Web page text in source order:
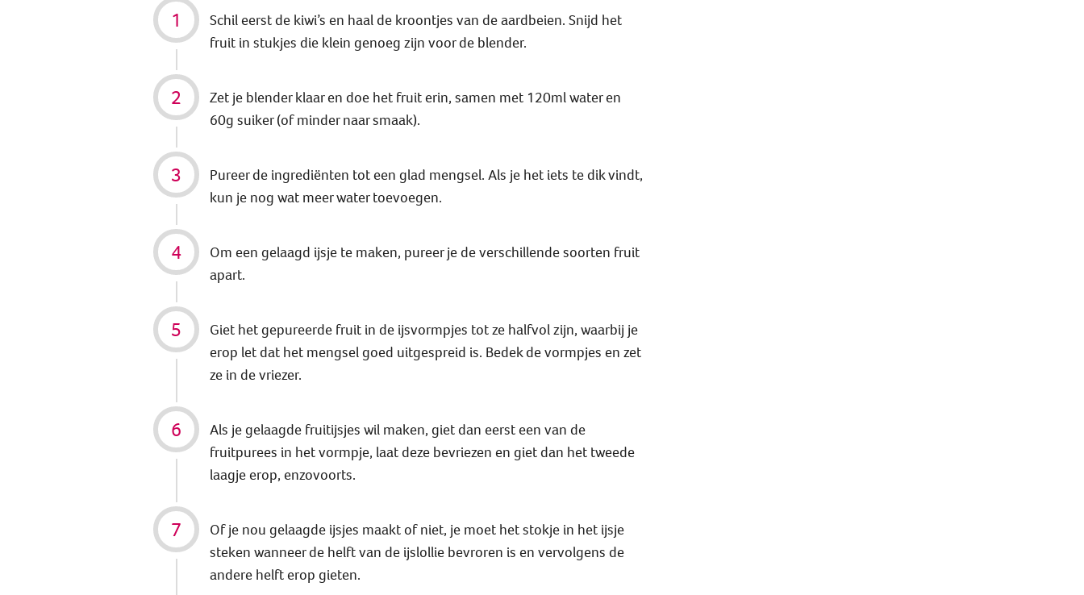
Schil eerst de kiwi’s en haal de kroontjes van de aardbeien. Snijd het
fruit in stukjes die klein genoeg zijn voor de blender.
Zet je blender klaar en doe het fruit erin, samen met 120ml water en
60g suiker (of minder naar smaak).
Pureer de ingrediënten tot een glad mengsel. Als je het iets te dik vindt,
kun je nog wat meer water toevoegen.
Om een gelaagd ijsje te maken, pureer je de verschillende soorten fruit
apart.
Giet het gepureerde fruit in de ijsvormpjes tot ze halfvol zijn, waarbij je
erop let dat het mengsel goed uitgespreid is. Bedek de vormpjes en zet
ze in de vriezer.
Als je gelaagde fruitijsjes wil maken, giet dan eerst een van de
fruitpurees in het vormpje, laat deze bevriezen en giet dan het tweede
laagje erop, enzovoorts.
Of je nou gelaagde ijsjes maakt of niet, je moet het stokje in het ijsje
steken wanneer de helft van de ijslollie bevroren is en vervolgens de
andere helft erop gieten.